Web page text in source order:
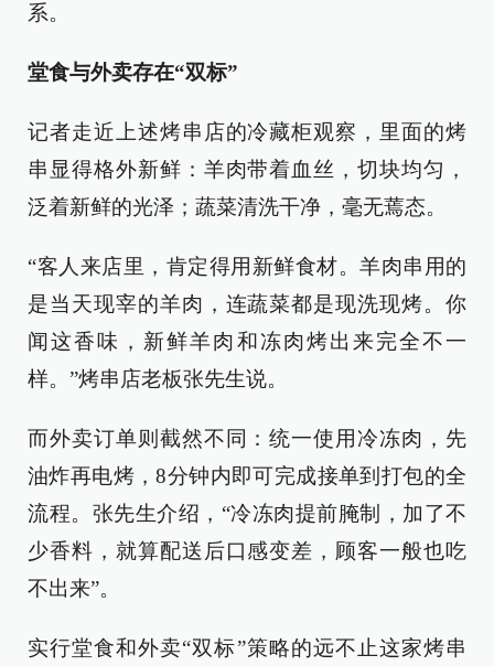
系。
堂食与外卖存在“双标”
记者走近上述烤串店的冷藏柜观察，里面的烤
串显得格外新鲜：羊肉带着血丝，切块均匀，
泛着新鲜的光泽；蔬菜清洗干净，毫无蔫态。
“客人来店里，肯定得用新鲜食材。羊肉串用的
是当天现宰的羊肉，连蔬菜都是现洗现烤。你
闻这香味，新鲜羊肉和冻肉烤出来完全不一
样。”烤串店老板张先生说。
而外卖订单则截然不同：统一使用冷冻肉，先
油炸再电烤，8分钟内即可完成接单到打包的全
流程。张先生介绍，“冷冻肉提前腌制，加了不
少香料，就算配送后口感变差，顾客一般也吃
不出来”。
实行堂食和外卖“双标”策略的远不止这家烤串